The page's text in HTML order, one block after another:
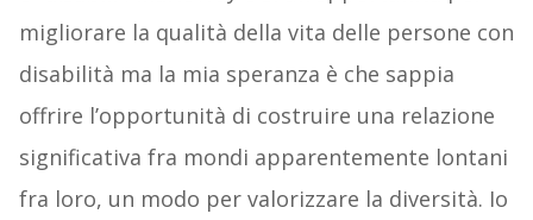
migliorare la qualità della vita delle persone con
disabilità ma la mia speranza è che sappia
offrire l’opportunità di costruire una relazione
significativa fra mondi apparentemente lontani
fra loro, un modo per valorizzare la diversità. Io